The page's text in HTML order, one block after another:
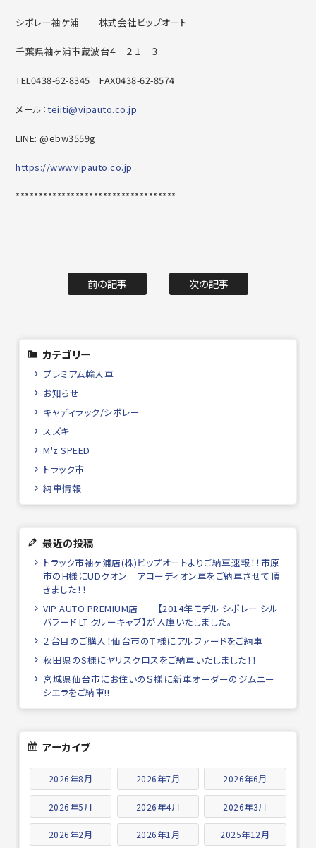
シボレー袖ケ浦 株式会社ビップオート
千葉県袖ヶ浦市蔵波台４－２１－３
TEL0438-62-8345 FAX0438-62-8574
メール：teiiti@vipauto.co.jp
LINE: @ebw3559g
https://www.vipauto.co.jp
***********************************
前の記事 次の記事
カテゴリー
プレミアム輸入車
お知らせ
キャディラック/シボレー
スズキ
M'z SPEED
トラック市
納車情報
最近の投稿
トラック市袖ヶ浦店(株)ビップオートよりご納車速報！！市原
市のH様にUDクオン アコーディオン車をご納車させて頂
きました！！
VIP AUTO PREMIUM店 【2014年モデル シボレー シル
バラード LT クルーキャブ】が入庫いたしました。
２台目のご購入！仙台市のＴ様にアルファードをご納車
秋田県のS様にヤリスクロスをご納車いたしました！！
宮城県仙台市にお住いのＳ様に新車オーダーのジムニー
シエラをご納車!!
アーカイブ
2026年8月 2026年7月 2026年6月
2026年5月 2026年4月 2026年3月
2026年2月 2026年1月 2025年12月